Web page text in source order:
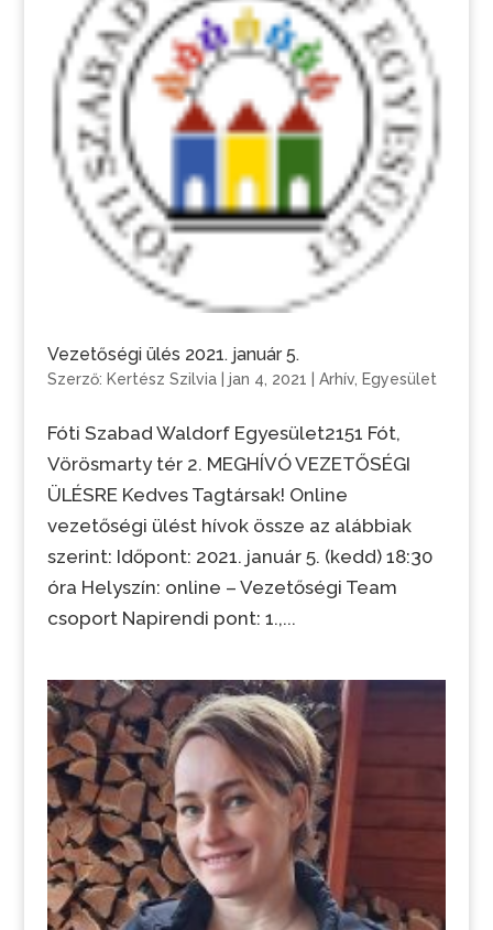
Vezetőségi ülés 2021. január 5.
Szerző: Kertész Szilvia| jan 4, 2021 Arhív, Egyesület
Fóti Szabad Waldorf Egyesület2151 Fót,
Vörösmarty tér 2. MEGHÍVÓ VEZETŐSÉGI
ÜLÉSRE Kedves Tagtársak! Online
vezetőségi ülést hívok össze az alábbiak
szerint: Időpont: 2021. január 5. (kedd) 18:30
óra Helyszín: online – Vezetőségi Team
csoport Napirendi pont: 1.,...